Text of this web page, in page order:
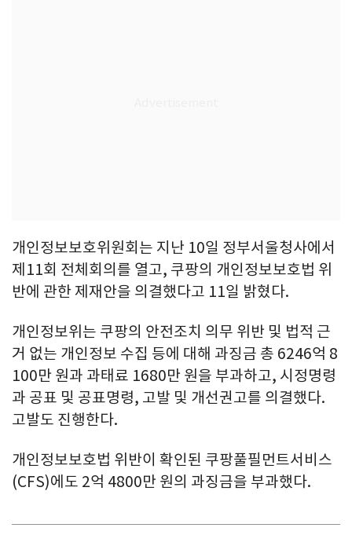
개인정보보호위원회는 지난 10일 정부서울청사에서
제11회 전체회의를 열고, 쿠팡의 개인정보보호법 위
반에 관한 제재안을 의결했다고 11일 밝혔다.
개인정보위는 쿠팡의 안전조치 의무 위반 및 법적 근
거 없는 개인정보 수집 등에 대해 과징금 총 6246억 8
100만 원과 과태료 1680만 원을 부과하고, 시정명령
과 공표 및 공표명령, 고발 및 개선권고를 의결했다.
고발도 진행한다.
개인정보보호법 위반이 확인된 쿠팡풀필먼트서비스
(CFS)에도 2억 4800만 원의 과징금을 부과했다.